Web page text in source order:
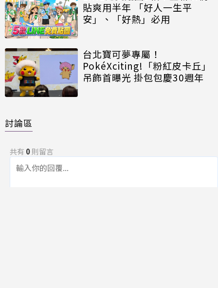
貼爽用半年 「好人一生平
安」、「好熱」必用
台北寶可夢專屬！
PokéXciting!「粉紅皮卡丘」
吊飾首曝光 掛包包慶30週年
討論區
共有 0則留言